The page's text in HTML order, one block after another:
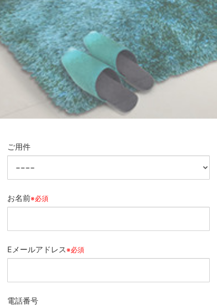
ご用件
お名前※必須
Eメールアドレス※必須
電話番号